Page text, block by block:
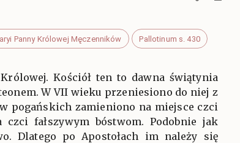
Panny Królowej Męczenników Pallotinum s. 430
Kościół ten to dawna świątynia
W VII wieku przeniesiono do niej z
pogańskich zamieniono na miejsce czci
fałszywym bóstwom. Podobnie jak
Dlatego po Apostołach im należy się